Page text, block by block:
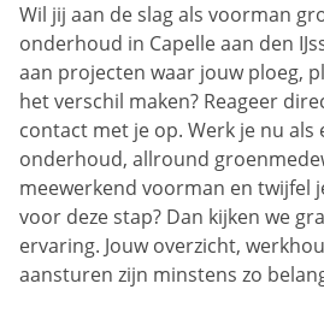
Wil jij aan de slag als voorman
onderhoud in Capelle aan den
aan projecten waar jouw ploeg,
het verschil maken? Reageer
contact met je op. Werk je nu
onderhoud, allround
meewerkend voorman en twijfel
voor deze stap? Dan kijken we
ervaring. Jouw overzicht,
aansturen zijn minstens zo